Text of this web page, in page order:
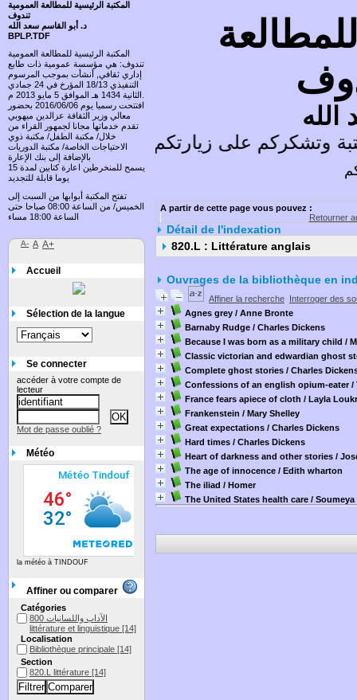
وتشكركم على زيارتكم وتسعد باقتراحاتكم
A partir de cette page vous pouvez :
Retourner
Détail de l'indexation
820.L : Littérature anglais
Ouvrages de la bibliothèque en
Affiner la recherche Interroger des
Agnes grey / Anne Bronte
Barnaby Rudge / Charles Dickens
Because I was born as a military child /
Classic victorian and edwardian ghost
Complete ghost stories / Charles
Confessions of an english opium-eater/
France fears apiece of cloth / Layla
Frankenstein / Mary Shelley
Great expectations / Charles Dickens
Hard times / Charles Dickens
Heart of darkness and other stories /
The age of innocence / Edith wharton
The iliad / Homer
The United States health care /
المكتبة الرئيسية للمطالعة العمومية
تندوف
د. أبو القاسم سعد الله
BPLP.TDF
المكتبة الرئيسية للمطالعة العمومية
تندوف: هي مؤسسة عمومية ذات طابع
إداري ثقافي, أنشأت بموجب المرسوم
التنفيذي 18/13 المؤرخ في 24 جمادي
افتتحت رسميا يوم 2016/06/06 بحضور
معالي وزير الثقافة عزالدين ميهوبي
تقدم خدماتها مجانا لجمهور القراء من
خلال/ مكتبة الطفل/ مكتبة ذوي
الاحتياجات الخاصة/ مكتبة الدوريات
بالإضافة إلى بنك الإعارة
يسمح للمنخرطين اعارة كتابين لمدة 15
يوما قابلة للتجديد
تفتح المكتبة أبوابها من السبت إلى
الخميس/ من الساعة 08:00 صباحا حتى
الساعة 18:00 مساء
A- A A+
Accueil
Sélection de la langue
Se connecter
accéder à votre compte de
lecteur
Mot de passe oublié ?
Météo
la météo à TINDOUF
Affiner ou comparer
Catégories
الآداب واللسانيات 800
littérature et linguistique [14]
Localisation
Bibliothèque principale [14]
Section
820.L littérature [14]